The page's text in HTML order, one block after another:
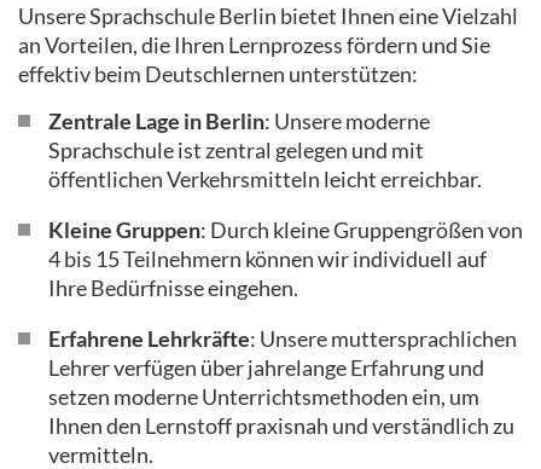
Unsere Sprachschule Berlin bietet Ihnen eine Vielzahl
an Vorteilen, die Ihren Lernprozess fördern und Sie
effektiv beim Deutschlernen unterstützen:
Zentrale Lage in Berlin: Unsere moderne
Sprachschule ist zentral gelegen und mit
öffentlichen Verkehrsmitteln leicht erreichbar.
Kleine Gruppen: Durch kleine Gruppengrößen von
4 bis 15 Teilnehmern können wir individuell auf
Ihre Bedürfnisse eingehen.
Erfahrene Lehrkräfte: Unsere muttersprachlichen
Lehrer verfügen über jahrelange Erfahrung und
setzen moderne Unterrichtsmethoden ein, um
Ihnen den Lernstoff praxisnah und verständlich zu
vermitteln.